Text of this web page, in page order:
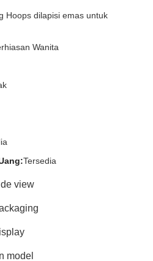
Hoops dilapisi emas untuk
Wanita
Tersedia